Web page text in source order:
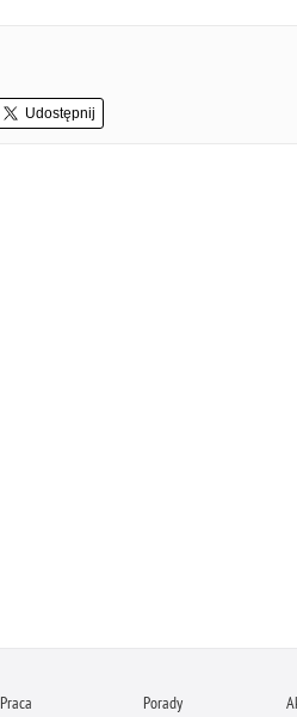
Udostępnij
Praca Porady